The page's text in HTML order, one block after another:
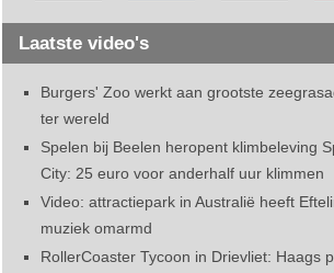
Laatste video's
Burgers' Zoo werkt aan grootste
ter wereld
Spelen bij Beelen heropent klimbeleving
City: 25 euro voor anderhalf uur klimmen
Video: attractiepark in Australië heeft
muziek omarmd
RollerCoaster Tycoon in Drievliet: Haags